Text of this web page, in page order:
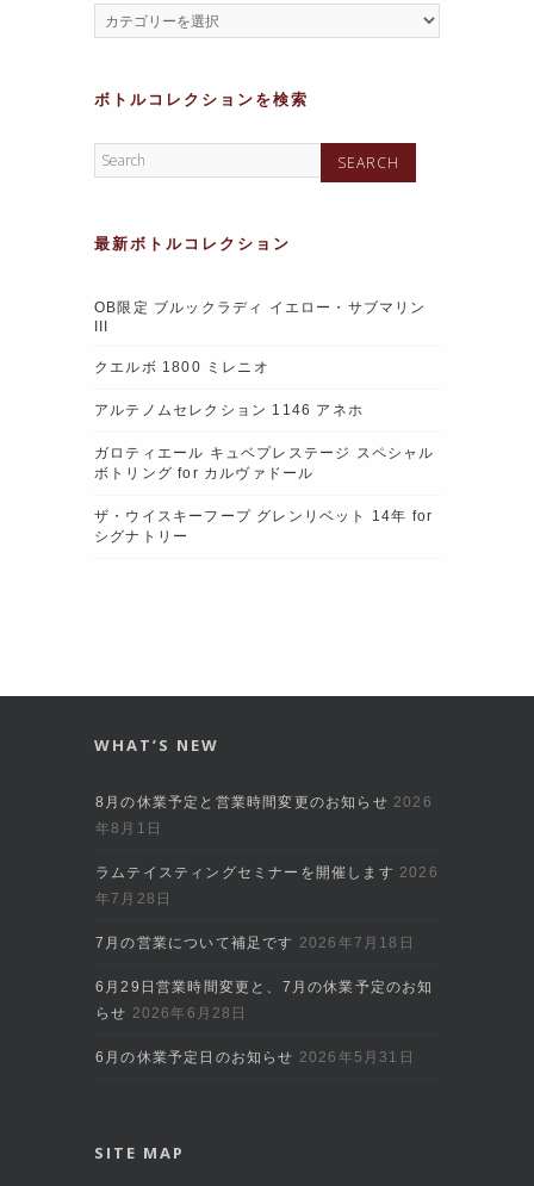
ボトルコレクションを検索
最新ボトルコレクション
OB限定 ブルックラディ イエロー・サブマリン
クエルボ 1800 ミレニオ
アルテノムセレクション 1146 アネホ
ガロティエール キュベプレステージ スペシャル
ボトリング for カルヴァドール
ザ・ウイスキーフープ グレンリベット 14年 for
シグナトリー
WHAT’S NEW
8月の休業予定と営業時間変更のお知らせ 2026
年8月1日
ラムテイスティングセミナーを開催します 2026
年7月28日
7月の営業について補足です 2026年7月18日
6月29日営業時間変更と、7月の休業予定のお知
らせ 2026年6月28日
6月の休業予定日のお知らせ 2026年5月31日
SITE MAP